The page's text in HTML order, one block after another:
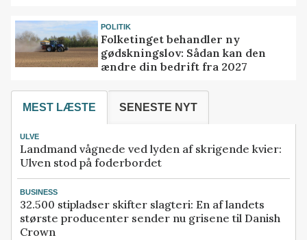
POLITIK
Folketinget behandler ny
gødskningslov: Sådan kan den
ændre din bedrift fra 2027
MEST LÆSTE SENESTE NYT
ULVE
Landmand vågnede ved lyden af skrigende kvier:
Ulven stod på foderbordet
BUSINESS
32.500 stipladser skifter slagteri: En af landets
største producenter sender nu grisene til Danish
Crown